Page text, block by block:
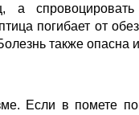
а
погибает от
также опасна
Если в помете